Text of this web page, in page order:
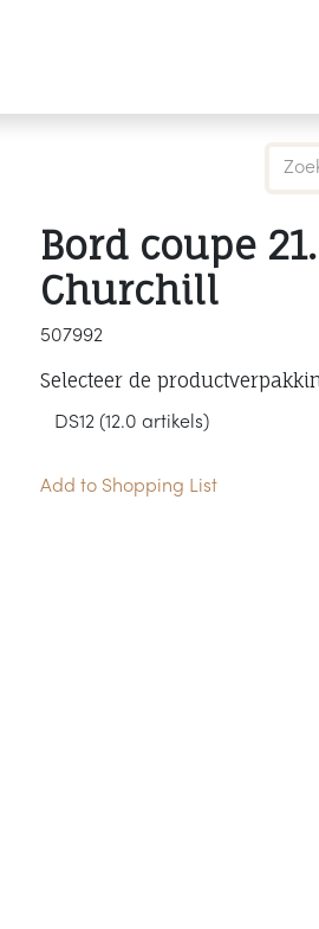
Bord coupe
Churchill
507992
Selecteer de
Add to Shopping List